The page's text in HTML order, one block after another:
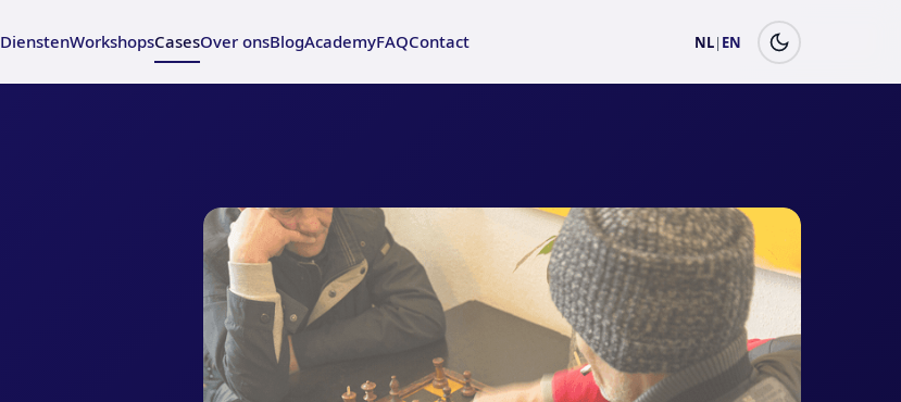
DienstenWorkshopsCasesOver onsBlogAcademyFAQContact NL| EN